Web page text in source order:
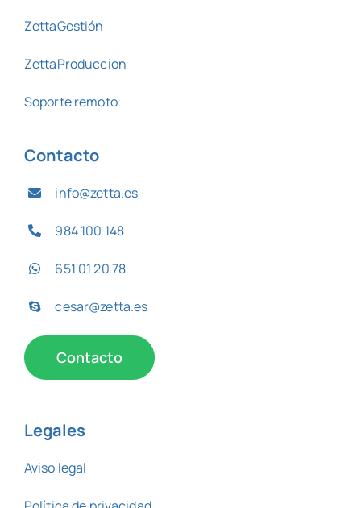
ZettaGestión
ZettaProduccion
Soporte remoto
Contacto
info@zetta.es
984 100 148
651 01 20 78
cesar@zetta.es
Contacto
Legales
Aviso legal